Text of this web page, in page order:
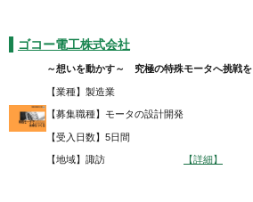
ゴコー電工株式会社
～想いを動かす～ 究極の特殊モータへ挑戦を
【業種】製造業
【募集職種】モータの設計開発
【受入日数】5日間
【地域】諏訪 【詳細】